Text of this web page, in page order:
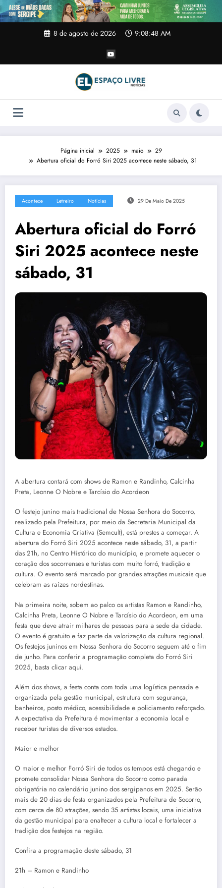
Pular
para
o
8 de agosto de 2026 9:08:49 AM
Página inicial 2025 maio
29
Abertura oficial do Forró Siri 2025 acontece neste sábado, 31
Acontece Letreiro Notícias 29 De Maio De 2025
Abertura oficial do Forró
Siri 2025 acontece neste
sábado, 31
A abertura contará com shows de Ramon e Randinho, Calcinha
Preta, Leonne O Nobre e Tarcísio do Acordeon
O festejo junino mais tradicional de Nossa Senhora do Socorro,
realizado pela Prefeitura, por meio da Secretaria Municipal da
Cultura e Economia Criativa (Semcult), está prestes a começar. A
abertura do Forró Siri 2025 acontece neste sábado, 31, a partir
das 21h, no Centro Histórico do município, e promete aquecer o
coração dos socorrenses e turistas com muito forró, tradição e
cultura. O evento será marcado por grandes atrações musicais que
celebram as raízes nordestinas.
Na primeira noite, sobem ao palco os artistas Ramon e Randinho,
Calcinha Preta, Leonne O Nobre e Tarcísio do Acordeon, em uma
festa que deve atrair milhares de pessoas para a sede da cidade.
O evento é gratuito e faz parte da valorização da cultura regional.
Os festejos juninos em Nossa Senhora do Socorro seguem até o fim
de junho. Para conferir a programação completa do Forró Siri
2025, basta clicar aqui.
Além dos shows, a festa conta com toda uma logística pensada e
organizada pela gestão municipal, estrutura com segurança,
banheiros, posto médico, acessibilidade e policiamento reforçado.
A expectativa da Prefeitura é movimentar a economia local e
receber turistas de diversos estados.
Maior e melhor
O maior e melhor Forró Siri de todos os tempos está chegando e
promete consolidar Nossa Senhora do Socorro como parada
obrigatória no calendário junino dos sergipanos em 2025. Serão
mais de 20 dias de festa organizados pela Prefeitura de Socorro,
com cerca de 80 atrações, sendo 35 artistas locais, uma iniciativa
da gestão municipal para enaltecer a cultura local e fortalecer a
tradição dos festejos na região.
Confira a programação deste sábado, 31
21h – Ramon e Randinho